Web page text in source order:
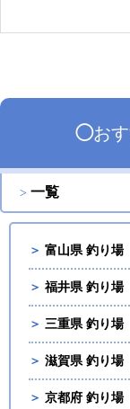
◯お
一覧
＞ 富山県 釣り場
＞ 福井県 釣り場
＞ 三重県 釣り場
＞ 滋賀県 釣り場
＞ 京都府 釣り場